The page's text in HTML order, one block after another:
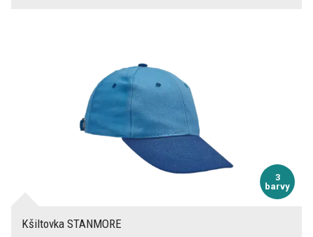
3
barvy
Kšiltovka STANMORE